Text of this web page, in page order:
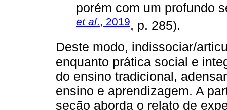
porém com um profundo
et al., 2019, p. 285).
Deste modo, indissociar/
enquanto prática social e
do ensino tradicional,
ensino e aprendizagem. A
seção aborda o relato de